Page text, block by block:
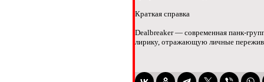
Краткая справка
Dealbreaker — современная панк-
лирику, отражающую личные